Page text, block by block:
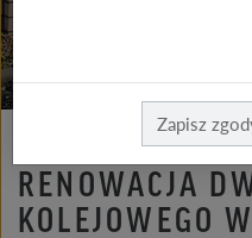
RENOWACJA
KOLEJOWEGO
Zapisz